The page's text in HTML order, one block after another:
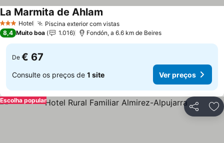
3 EstrelasHotel Piscina exterior com vistas
La Marmita de Ahlam
8,4 Muito boa 1.016 Fondón, a 6.6 km de Beires
De € 67
Consulte os preços de 1 site Ver preços
Partilhar
Escolha popular